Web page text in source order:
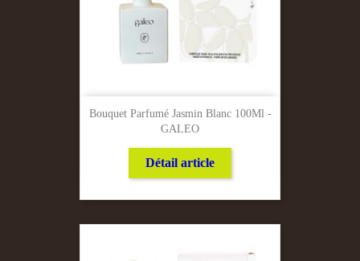
Bouquet Parfumé Jasmin Blanc 100Ml -
GALEO
Détail article